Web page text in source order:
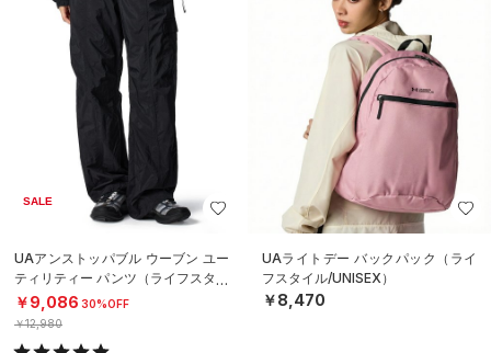
SALE
UAアンストッパブル ウーブン ユー
ティリティー パンツ（ライフスタイ
ル/WOMEN）
￥9,086 30%OFF
￥12,980
UAライトデー バックパック（ライ
フスタイル/UNISEX）
￥8,470